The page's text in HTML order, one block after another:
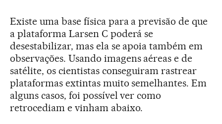
Existe uma base física para a previsão de que
a plataforma Larsen C poderá se
desestabilizar, mas ela se apoia também em
observações. Usando imagens aéreas e de
satélite, os cientistas conseguiram rastrear
plataformas extintas muito semelhantes. Em
alguns casos, foi possível ver como
retrocediam e vinham abaixo.